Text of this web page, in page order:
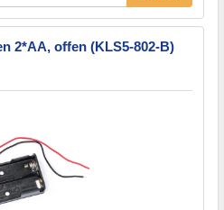
2*AA, offen (KLS5-802-B)